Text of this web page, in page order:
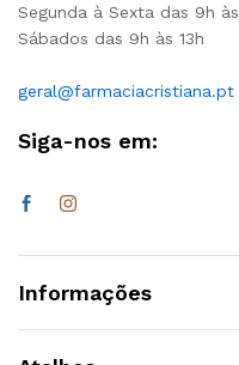
Segunda à Sexta das 9h
Sábados das 9h às 13h
geral@farmaciacristiana.pt
Siga-nos em:
Informações